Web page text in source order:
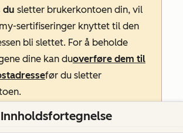
du sletter brukerkontoen din, vil
sertifiseringer knyttet til den
bli slettet. For å beholde
dine kan duoverføre dem til
før du sletter
brukerkontoen din permanent når
Innholdsfortegnelse